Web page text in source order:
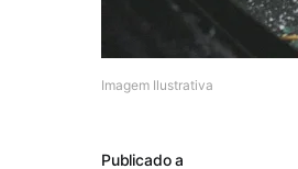
Imagem Ilustrativa
Publicado a